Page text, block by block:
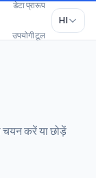
डेटा प्रारूप
उपयोगी टूल
HI
चयन करें या छोड़ें